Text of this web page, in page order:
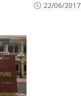
22/06/2017